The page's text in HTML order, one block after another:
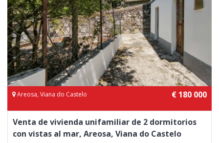
Areosa, Viana do Castelo € 180 000
Venta de vivienda unifamiliar de 2 dormitorios
con vistas al mar, Areosa, Viana do Castelo